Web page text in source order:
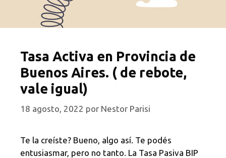
Tasa Activa en Provincia de
Buenos Aires. ( de rebote,
vale igual)
18 agosto, 2022 por Nestor Parisi
Te la creíste? Bueno, algo así. Te podés
entusiasmar, pero no tanto. La Tasa Pasiva BIP